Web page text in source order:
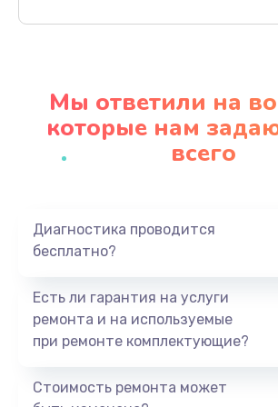
Заказать
Профилактическая
Заказать
1440 руб.
Мы ответили на
которые нам
всего
Диагностика проводится
бесплатно?
Есть ли гарантия на услуги
ремонта и на используемые
при ремонте комплектующие?
Стоимость ремонта может